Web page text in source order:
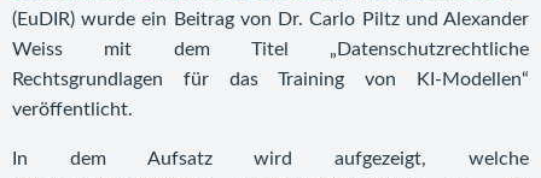
(EuDIR) wurde ein Beitrag von Dr. Carlo Piltz und Alexander
Weiss mit dem Titel „Datenschutzrechtliche
Rechtsgrundlagen für das Training von KI-Modellen“
veröffentlicht.
In dem Aufsatz wird aufgezeigt, welche